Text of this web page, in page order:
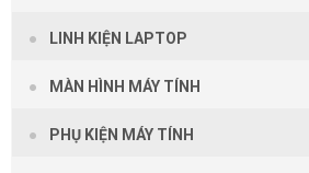
LINH KIỆN LAPTOP
MÀN HÌNH MÁY TÍNH
PHỤ KIỆN MÁY TÍNH